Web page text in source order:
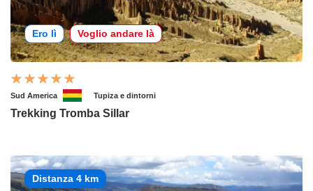
Ero lì Voglio andare là
Sud America Tupiza e dintorni
Trekking Tromba Sillar
Distanza 4 km